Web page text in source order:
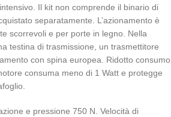
Il kit non comprende il binario di
separatamente. L’azionamento è
scorrevoli e per porte in legno. Nella
testina di trasmissione, un trasmettitore
con spina europea. Ridotto consumo
consuma meno di 1 Watt e protegge
e pressione 750 N. Velocità di